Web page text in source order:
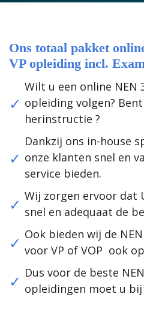
Ons totaal pakket
VP opleiding incl.
Wilt u een online NEN
opleiding volgen?
herinstructie ?
Dankzij ons in-house
onze klanten snel en
service bieden.
Wij zorgen ervoor dat
snel en adequaat de
Ook bieden wij de
voor VP of VOP ook
Dus voor de beste
opleidingen moet u bij